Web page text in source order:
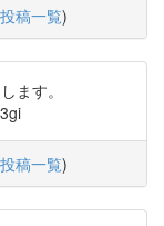
投稿一覧)
ます。
投稿一覧)